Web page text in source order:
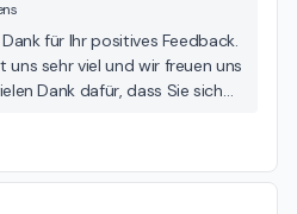
für Ihr positives Feedback.
sehr viel und wir freuen uns
Dank dafür, dass Sie sich
Ihnen einen wunderschönen